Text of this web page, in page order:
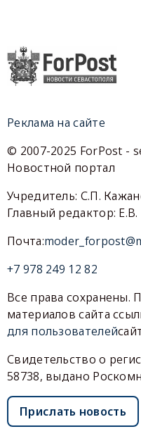
Реклама на сайте
© 2007-2025 ForPost -
Новостной портал
Учредитель: С.П.
Главный редактор:
Почта:
+7 978 249 12 82
Все права сохранены.
материалов сайта
для пользователей
Свидетельство о
58738, выдано
Прислать новость